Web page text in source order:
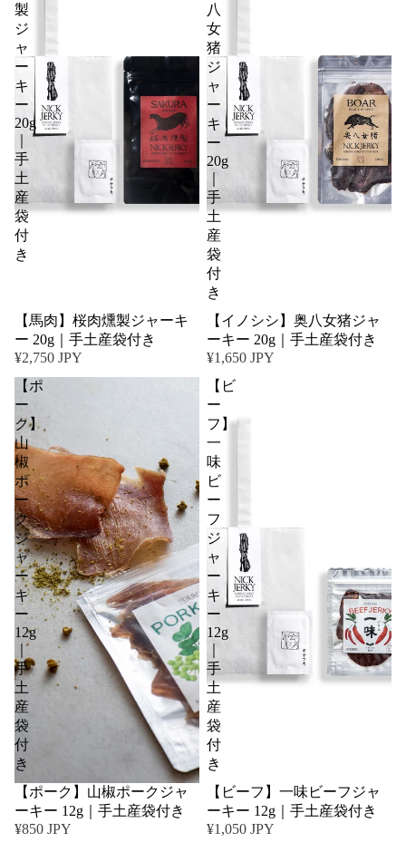
製
ジ
ャ
ー
キ
ー
20g
手
土
産
袋
付
き
【馬肉】桜肉燻製ジャーキ
ー 20g｜手土産袋付き
¥2,750 JPY
八
女
猪
ジ
ャ
ー
キ
ー
20g
手
土
産
袋
付
き
【イノシシ】奥八女猪ジャ
ーキー 20g｜手土産袋付き
¥1,650 JPY
【ポ
ー
ク】
山
椒
ポ
ー
ク
ジ
ャ
ー
キ
ー
12g
｜
手
土
産
袋
付
き
【ポーク】山椒ポークジャ
ーキー 12g｜手土産袋付き
¥850 JPY
【ビ
ー
フ】
一
味
ビ
ー
フ
ジ
ャ
ー
キ
ー
12g
手
土
産
袋
付
き
【ビーフ】一味ビーフジャ
ーキー 12g｜手土産袋付き
¥1,050 JPY